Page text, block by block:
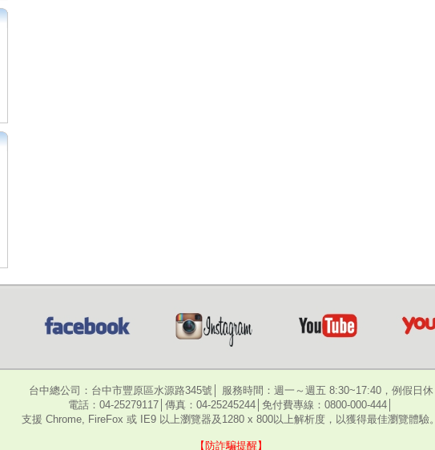
台中總公司：台中市豐原區水源路345號│ 服務時間：週一～週五 8:30~17:40，例假日休
電話：04-25279117│傳真：04-25245244│免付費專線：0800-000-444│
支援 Chrome, FireFox 或 IE9 以上瀏覽器及1280 x 800以上解析度，以獲得最佳瀏覽體驗。
【防詐騙提醒】